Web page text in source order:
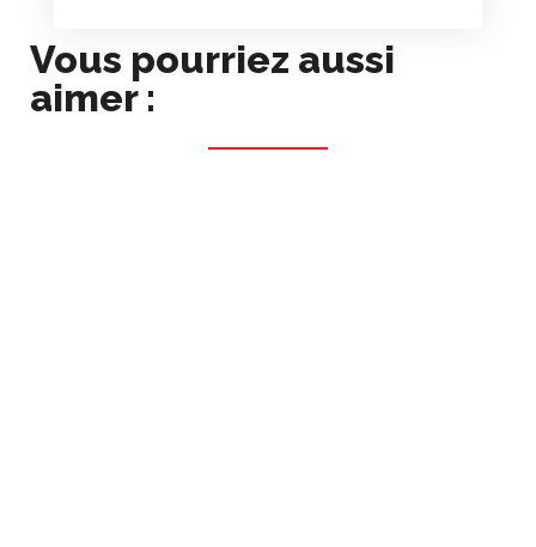
Vous pourriez aussi
aimer :